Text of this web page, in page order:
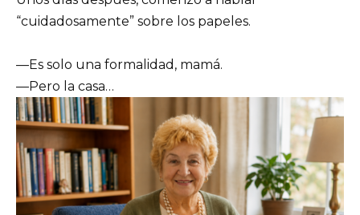
“cuidadosamente” sobre los papeles.
—Es solo una formalidad, mamá.
—Pero la casa…